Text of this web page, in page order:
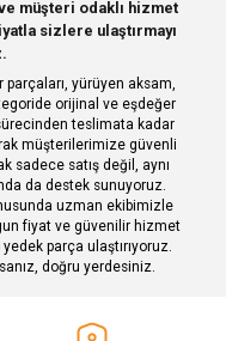
müşteri odaklı hizmet
sizlere ulaştırmayı
yürüyen aksam,
orijinal ve eşdeğer
teslimata kadar
müşterilerimize güvenli
sadece satış değil, aynı
da destek sunuyoruz.
uzman ekibimizle
fiyat ve güvenilir hizmet
parça ulaştırıyoruz.
doğru yerdesiniz.